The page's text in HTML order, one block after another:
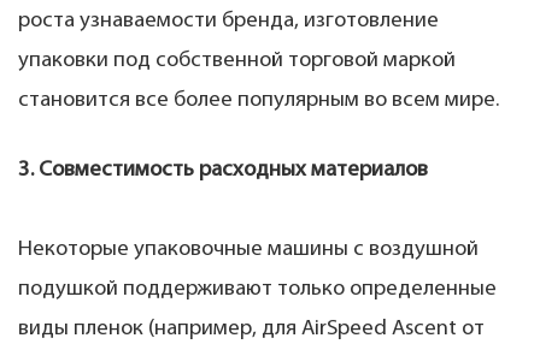
роста узнаваемости бренда, изготовление
упаковки под собственной торговой маркой
становится все более популярным во всем мире.
3. Совместимость расходных материалов
Некоторые упаковочные машины с воздушной
подушкой поддерживают только определенные
виды пленок (например, для AirSpeed ​​Ascent от